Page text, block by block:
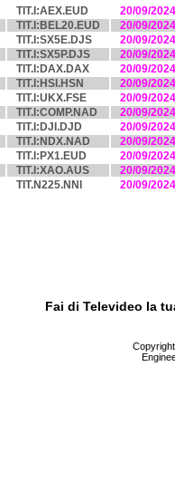
TIT.I:AEX.EUD 20/09/2024
TIT.I:BEL20.EUD 20/09/2024
TIT.I:SX5E.DJS 20/09/2024
TIT.I:SX5P.DJS 20/09/2024
TIT.I:DAX.DAX 20/09/2024
TIT.I:HSI.HSN 20/09/2024
TIT.I:UKX.FSE 20/09/2024
TIT.I:COMP.NAD 20/09/2024
TIT.I:DJI.DJD 20/09/2024
TIT.I:NDX.NAD 20/09/2024
TIT.I:PX1.EUD 20/09/2024
TIT.I:XAO.AUS 20/09/2024
TIT.N225.NNI 20/09/2024
Fai di Televideo la